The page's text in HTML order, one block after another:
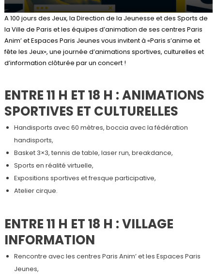
A 100 jours des Jeux, la Direction de la Jeunesse et des Sports de
la Ville de Paris et les équipes d’animation de ses centres Paris
Anim’ et Espaces Paris Jeunes vous invitent à «Paris s’anime et
fête les Jeux», une journée d’animations sportives, culturelles et
d’information clôturée par un concert !
ENTRE 11 H ET 18 H : ANIMATIONS
SPORTIVES ET CULTURELLES
Handisports avec 60 mètres, boccia avec la fédération
handisports,
Basket 3×3, tennis de table, laser run, breakdance,
Sports en réalité virtuelle,
Expositions sportives et fresque participative,
Atelier cirque.
ENTRE 11 H ET 18 H : VILLAGE
INFORMATION
Rencontre avec les centres Paris Anim’ et les Espaces Paris
Jeunes,